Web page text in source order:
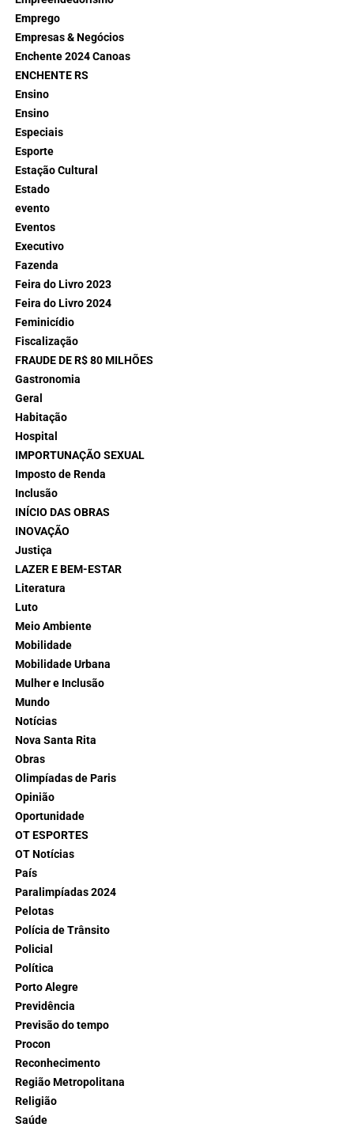
Emprego
Empresas & Negócios
Enchente 2024 Canoas
ENCHENTE RS
Ensino
Ensino
Especiais
Esporte
Estação Cultural
Estado
evento
Eventos
Executivo
Fazenda
Feira do Livro 2023
Feira do Livro 2024
Feminicídio
Fiscalização
FRAUDE DE R$ 80 MILHÕES
Gastronomia
Geral
Habitação
Hospital
IMPORTUNAÇÃO SEXUAL
Imposto de Renda
Inclusão
INÍCIO DAS OBRAS
INOVAÇÃO
Justiça
LAZER E BEM-ESTAR
Literatura
Luto
Meio Ambiente
Mobilidade
Mobilidade Urbana
Mulher e Inclusão
Mundo
Notícias
Nova Santa Rita
Obras
Olimpíadas de Paris
Opinião
Oportunidade
OT ESPORTES
OT Notícias
País
Paralimpíadas 2024
Pelotas
Polícia de Trânsito
Policial
Política
Porto Alegre
Previdência
Previsão do tempo
Procon
Reconhecimento
Região Metropolitana
Religião
Saúde